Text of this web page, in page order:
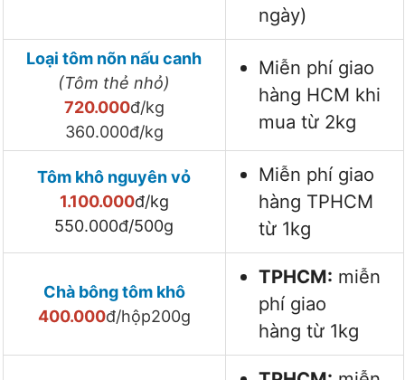
ngày)
Loại tôm nõn nấu canh
(Tôm thẻ nhỏ)
720.000đ/kg
360.000đ/kg
Miễn phí giao
hàng HCM khi
mua từ 2kg
Tôm khô nguyên vỏ
1.100.000đ/kg
550.000đ/500g
Miễn phí giao
hàng TPHCM
từ 1kg
Chà bông tôm khô
400.000đ/hộp200g
TPHCM: miễn
phí giao
hàng từ 1kg